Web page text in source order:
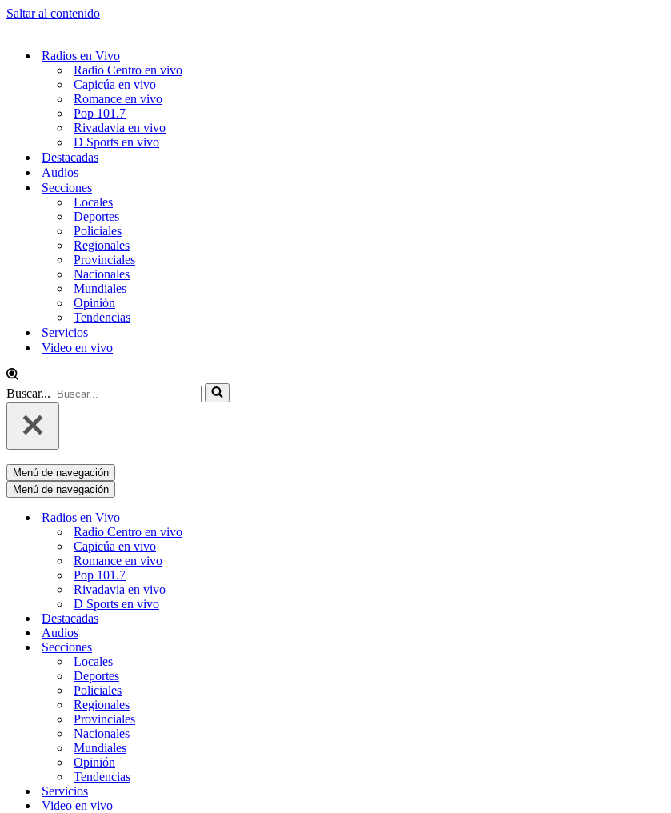
Saltar al contenido
Radios en Vivo
Radio Centro en vivo
Capicúa en vivo
Romance en vivo
Pop 101.7
Rivadavia en vivo
D Sports en vivo
Destacadas
Audios
Secciones
Locales
Deportes
Policiales
Regionales
Provinciales
Nacionales
Mundiales
Opinión
Tendencias
Servicios
Video en vivo
Buscar...
Menú de navegación
Menú de navegación
Radios en Vivo
Radio Centro en vivo
Capicúa en vivo
Romance en vivo
Pop 101.7
Rivadavia en vivo
D Sports en vivo
Destacadas
Audios
Secciones
Locales
Deportes
Policiales
Regionales
Provinciales
Nacionales
Mundiales
Opinión
Tendencias
Servicios
Video en vivo